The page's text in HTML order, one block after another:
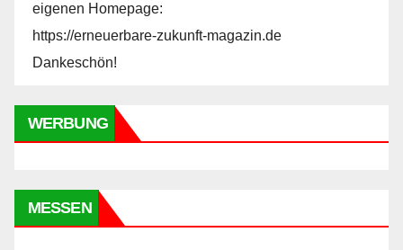
eigenen Homepage:
https://erneuerbare-zukunft-magazin.de
Dankeschön!
WERBUNG
MESSEN